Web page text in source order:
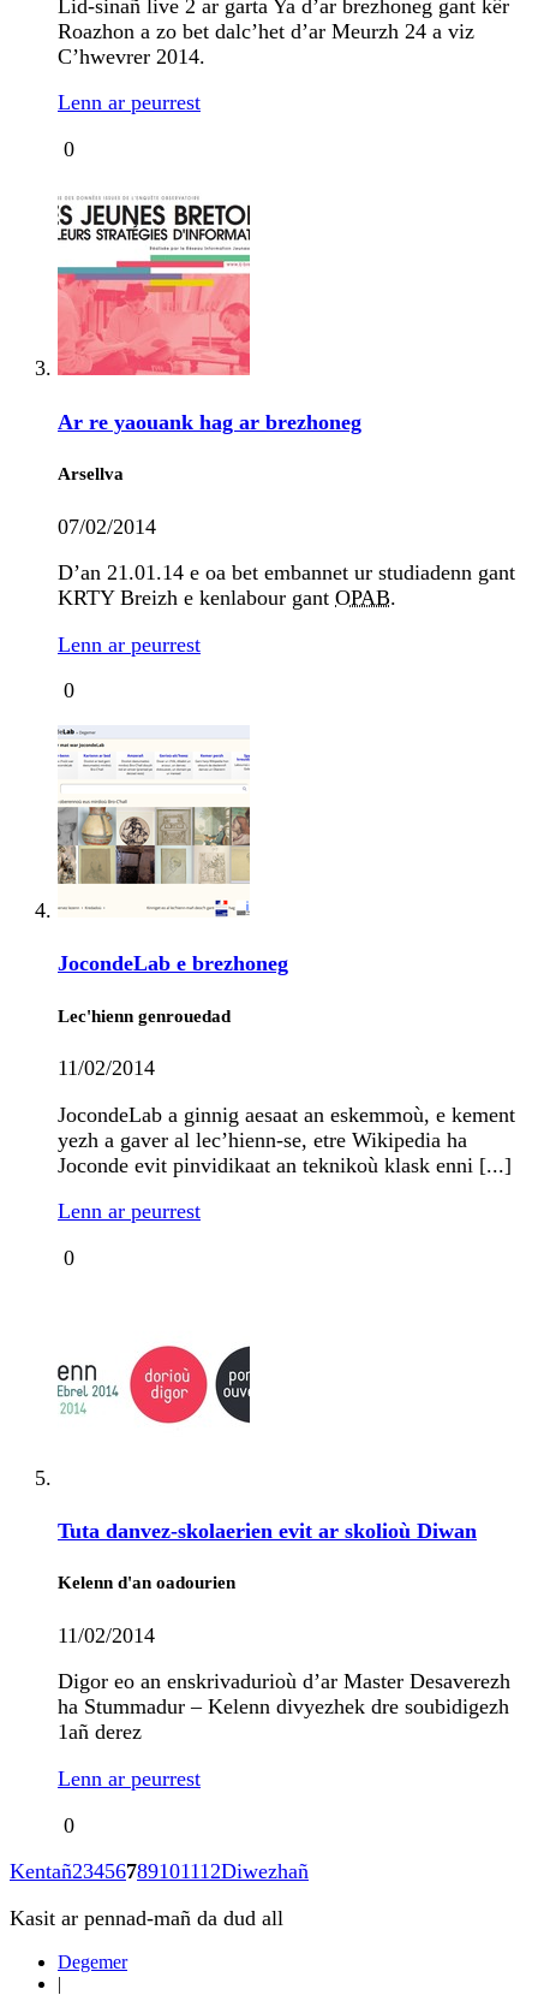
Lid-sinañ live 2 ar garta Ya d’ar brezhoneg gant kêr
Roazhon a zo bet dalc’het d’ar Meurzh 24 a viz
C’hwevrer 2014.
Lenn ar peurrest
0
Ar re yaouank hag ar brezhoneg
Arsellva
07/02/2014
D’an 21.01.14 e oa bet embannet ur studiadenn gant
KRTY Breizh e kenlabour gant OPAB.
Lenn ar peurrest
0
JocondeLab e brezhoneg
Lec'hienn genrouedad
11/02/2014
JocondeLab a ginnig aesaat an eskemmoù, e kement
yezh a gaver al lec’hienn-se, etre Wikipedia ha
Joconde evit pinvidikaat an teknikoù klask enni [...]
Lenn ar peurrest
0
Tuta danvez-skolaerien evit ar skolioù Diwan
Kelenn d'an oadourien
11/02/2014
Digor eo an enskrivadurioù d’ar Master Desaverezh
ha Stummadur – Kelenn divyezhek dre soubidigezh
1añ derez
Lenn ar peurrest
0
Kentañ23456789101112Diwezhañ
Kasit ar pennad-mañ da dud all
Degemer
|